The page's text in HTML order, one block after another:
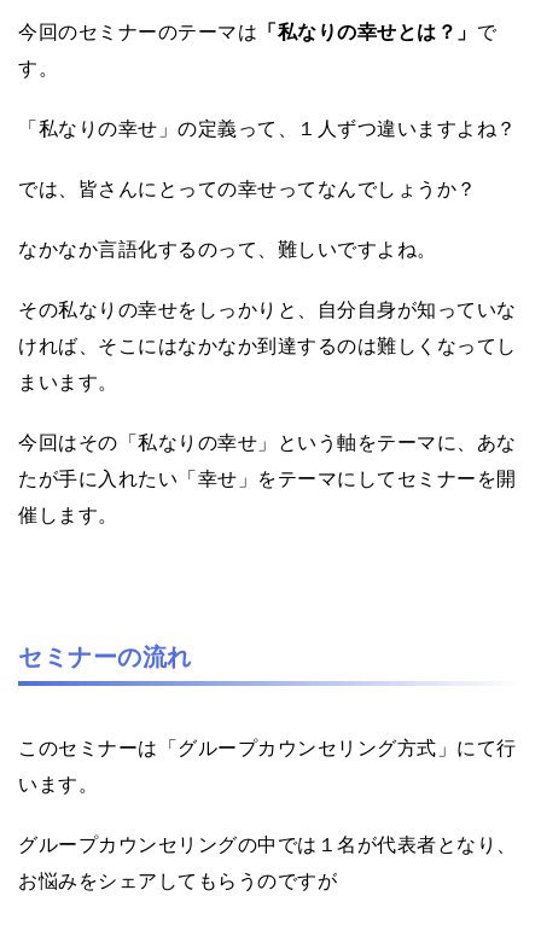
今回のセミナーのテーマは 「私なりの幸せとは？」 で
す。
「私なりの幸せ」の定義って、１人ずつ違いますよね？
では、皆さんにとっての幸せってなんでしょうか？
なかなか言語化するのって、難しいですよね。
その私なりの幸せをしっかりと、自分自身が知っていな
ければ、そこにはなかなか到達するのは難しくなってし
まいます。
今回はその「私なりの幸せ」という軸をテーマに、あな
たが手に入れたい「幸せ」をテーマにしてセミナーを開
催します。
セミナーの流れ
このセミナーは「グループカウンセリング方式」にて行
います。
グループカウンセリングの中では１名が代表者となり、
お悩みをシェアしてもらうのですが